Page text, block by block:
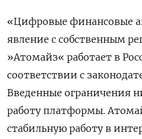
«Цифровые финансовые
явление с собственным
»Атомайз« работает в
соответствии с
Введенные ограничения
работу платформы.
стабильную работу в